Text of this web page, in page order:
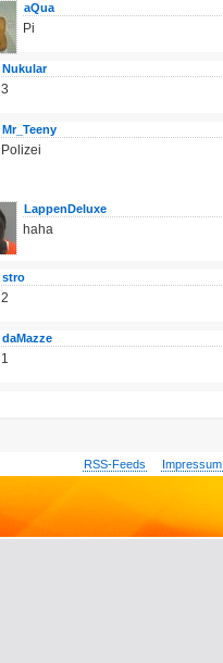
aQua
Pi
Nukular
3
Mr_Teeny
Polizei
LappenDeluxe
haha
stro
2
daMazze
1
RSS-Feeds Impressum